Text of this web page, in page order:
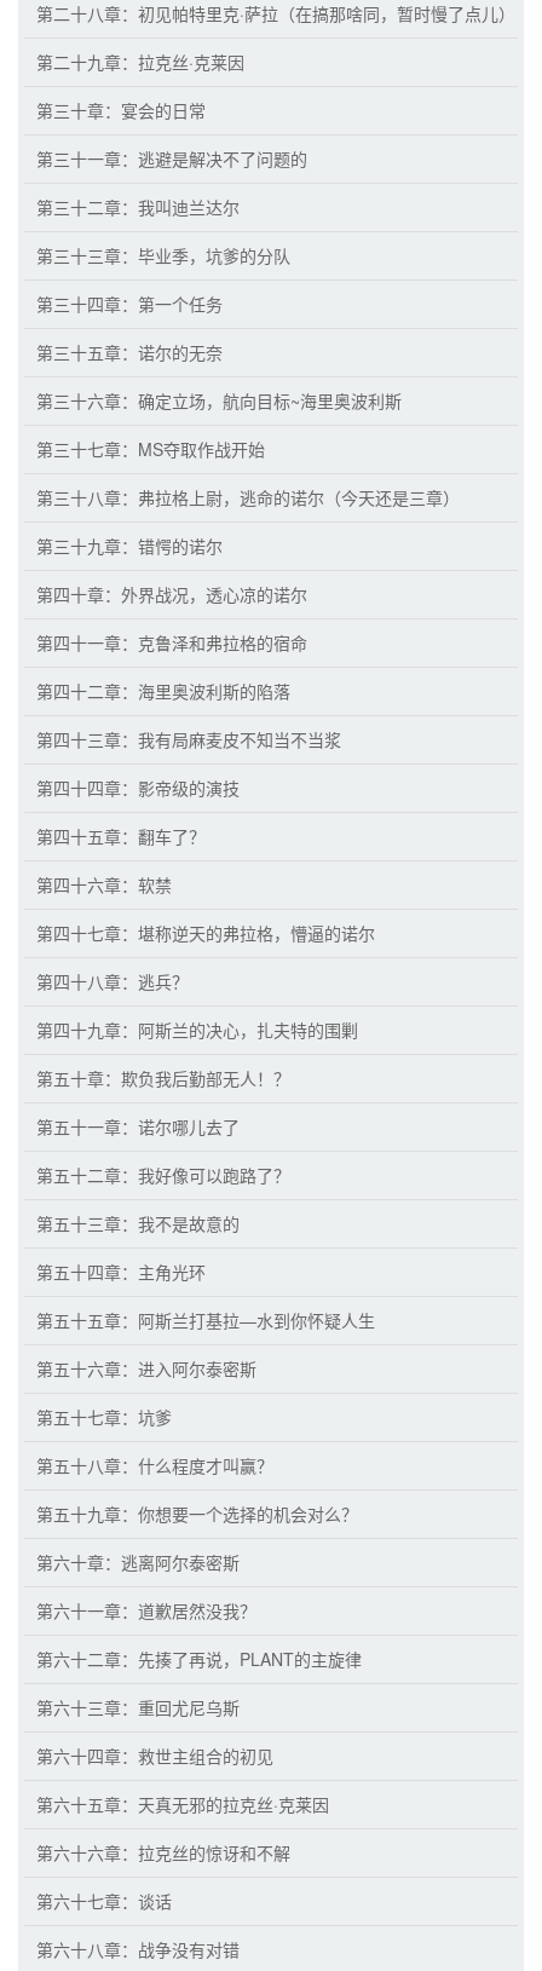
第二十八章：初见帕特里克·萨拉（在搞那啥同，暂时慢了点儿）
第二十九章：拉克丝·克莱因
第三十章：宴会的日常
第三十一章：逃避是解决不了问题的
第三十二章：我叫迪兰达尔
第三十三章：毕业季，坑爹的分队
第三十四章：第一个任务
第三十五章：诺尔的无奈
第三十六章：确定立场，航向目标~海里奥波利斯
第三十七章：MS夺取作战开始
第三十八章：弗拉格上尉，逃命的诺尔（今天还是三章）
第三十九章：错愕的诺尔
第四十章：外界战况，透心凉的诺尔
第四十一章：克鲁泽和弗拉格的宿命
第四十二章：海里奥波利斯的陷落
第四十三章：我有局麻麦皮不知当不当浆
第四十四章：影帝级的演技
第四十五章：翻车了？
第四十六章：软禁
第四十七章：堪称逆天的弗拉格，懵逼的诺尔
第四十八章：逃兵？
第四十九章：阿斯兰的决心，扎夫特的围剿
第五十章：欺负我后勤部无人！？
第五十一章：诺尔哪儿去了
第五十二章：我好像可以跑路了？
第五十三章：我不是故意的
第五十四章：主角光环
第五十五章：阿斯兰打基拉—水到你怀疑人生
第五十六章：进入阿尔泰密斯
第五十七章：坑爹
第五十八章：什么程度才叫赢？
第五十九章：你想要一个选择的机会对么？
第六十章：逃离阿尔泰密斯
第六十一章：道歉居然没我？
第六十二章：先揍了再说，PLANT的主旋律
第六十三章：重回尤尼乌斯
第六十四章：救世主组合的初见
第六十五章：天真无邪的拉克丝·克莱因
第六十六章：拉克丝的惊讶和不解
第六十七章：谈话
第六十八章：战争没有对错